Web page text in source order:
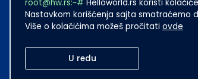
root@hw.rs:~# Helloworld.rs koristi
Nastavkom korišćenja sajta smatraćemo
Više o kolačićima možeš pročitati ovde
U redu
Made with
Sadržaj sajta Helloworld.rs je u vlasništvu